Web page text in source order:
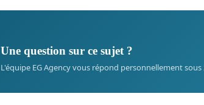
Une question sur ce sujet ?
L'équipe EG Agency vous répond personnellement sous